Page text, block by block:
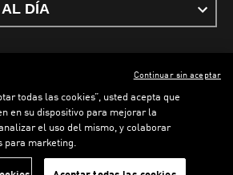
DÍA
de Privacidad
ESPAÑOL
todas las cookies”, usted acepta que
en su dispositivo para mejorar la
el uso del mismo, y colaborar
para marketing.
Continuar sin aceptar